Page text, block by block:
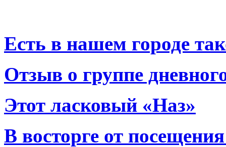
Есть в нашем городе
Отзыв о группе
Этот ласковый «Наз»
В восторге от